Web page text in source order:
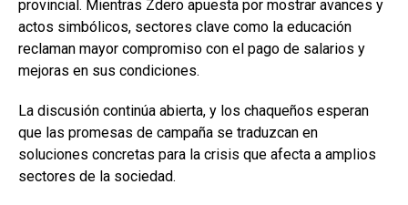
provincial. Mientras Zdero apuesta por mostrar avances y
actos simbólicos, sectores clave como la educación
reclaman mayor compromiso con el pago de salarios y
mejoras en sus condiciones.
La discusión continúa abierta, y los chaqueños esperan
que las promesas de campaña se traduzcan en
soluciones concretas para la crisis que afecta a amplios
sectores de la sociedad.